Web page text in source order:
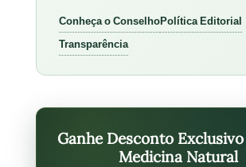
Conheça o ConselhoPolítica Editorial
Transparência
Ganhe Desconto
Medicina Natural